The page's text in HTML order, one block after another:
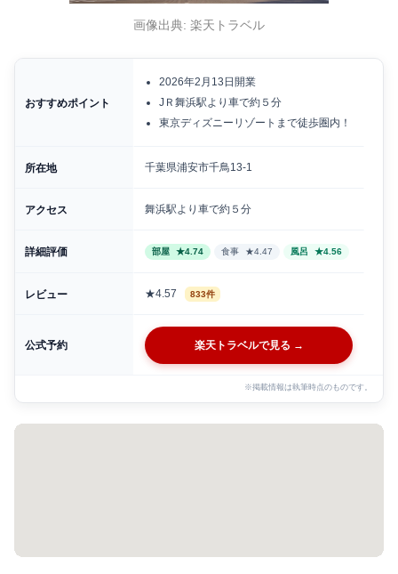
画像出典: 楽天トラベル
おすすめポイント
2026年2月13日開業
JＲ舞浜駅より車で約５分
東京ディズニーリゾートまで徒歩圏内！
所在地 千葉県浦安市千鳥13-1
アクセス 舞浜駅より車で約５分
詳細評価 部屋 ★4.74 食事 ★4.47 風呂 ★4.56
レビュー ★4.57 833件
公式予約 楽天トラベルで見る →
※掲載情報は執筆時点のものです。